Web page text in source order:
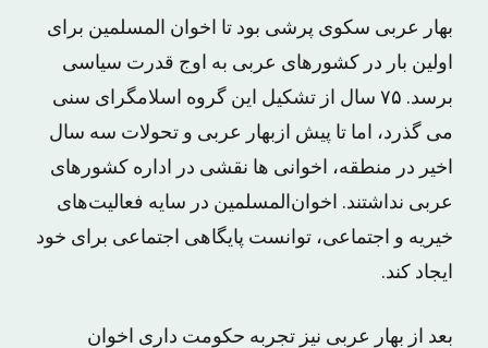
بهار عربى سکوى پرشى بود تا اخوان المسلمین براى
اولین بار در کشورهاى عربى به اوج قدرت سیاسى
برسد. ٧۵ سال از تشکیل این گروه اسلامگراى سنى
مى گذرد، اما تا پیش ازبهار عربی و تحولات سه سال
اخیر در منطقه، اخوانى ها نقشى در اداره کشورهای
عربی نداشتند. اخوان‌المسلمین در سایه فعالیت‌های
خیریه و اجتماعی، توانست پایگاهی اجتماعی برای خود
ایجاد کند.
بعد از بهار عربی نیز تجربه حکومت دارى اخوان